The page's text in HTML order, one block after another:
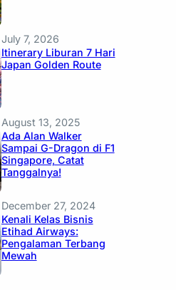
July 7, 2026
Itinerary Liburan 7 Hari
Japan Golden Route
August 13, 2025
Ada Alan Walker
Sampai G-Dragon di F1
Singapore, Catat
Tanggalnya!
December 27, 2024
Kenali Kelas Bisnis
Etihad Airways:
Pengalaman Terbang
Mewah